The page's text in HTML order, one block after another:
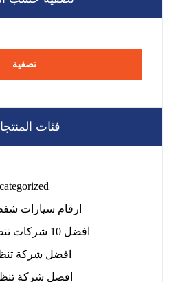
تصفية
فئات
ارقام سيارات
افضل 10 شركات تنظيف المنازل
افضل شركة
افضل شركة